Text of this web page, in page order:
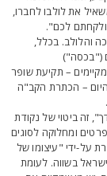
את לולבו לחברו,
לכם".
והלולב. בכלל,
– תקיעת שופר
– הכתרת הקב"ה
ביטוי של נקודת
ומחלוקה לסוגים
ידי "עיצומו של
בשווה. לעומת